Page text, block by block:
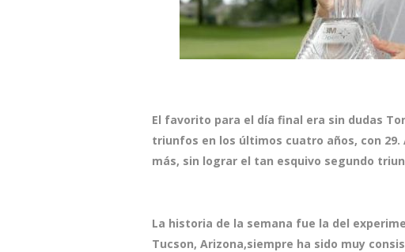
El favorito para el día final era sin dudas
triunfos en los últimos cuatro años, con
más, sin lograr el tan esquivo segundo
La historia de la semana fue la del
Tucson, Arizona,siempre ha sido muy